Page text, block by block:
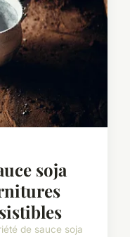
soja
de sauce soja